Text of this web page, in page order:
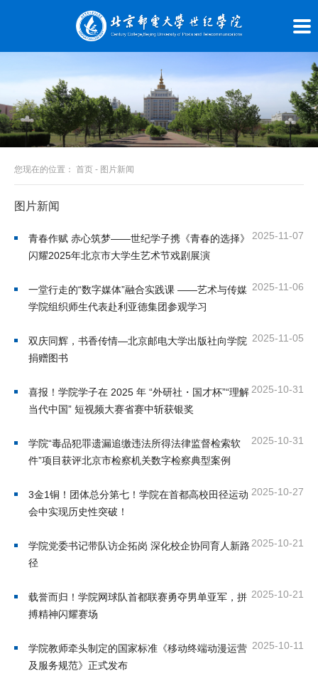
学
置
才
您现在的位置： 首页 - 图片新闻
图片新闻
2025-11-07
青春作赋 赤心筑梦——世纪学子携《青春的选择》
闪耀2025年北京市大学生艺术节戏剧展演
2025-11-06
一堂行走的“数字媒体”融合实践课 ——艺术与传媒
学院组织师生代表赴利亚德集团参观学习
2025-11-05
双庆同辉，书香传情—北京邮电大学出版社向学院
捐赠图书
2025-10-31
喜报！学院学子在 2025 年 “外研社・国才杯”“理解
当代中国” 短视频大赛省赛中斩获银奖
2025-10-31
学院“毒品犯罪遗漏追缴违法所得法律监督检索软
件”项目获评北京市检察机关数字检察典型案例
2025-10-27
3金1铜！团体总分第七！学院在首都高校田径运动
会中实现历史性突破！
2025-10-21
学院党委书记带队访企拓岗 深化校企协同育人新路
径
2025-10-21
载誉而归！学院网球队首都联赛勇夺男单亚军，拼
搏精神闪耀赛场
2025-10-11
学院教师牵头制定的国家标准《移动终端动漫运营
及服务规范》正式发布